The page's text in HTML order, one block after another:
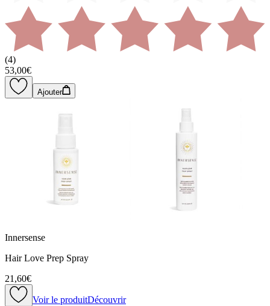
(4)
53,00€
Ajouter
Innersense
Hair Love Prep Spray
21,60€
Voir le produitDécouvrir